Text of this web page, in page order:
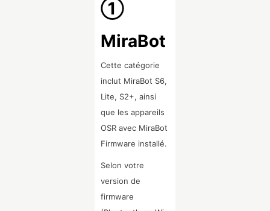
①
MiraBot
Cette catégorie
inclut MiraBot S6,
Lite, S2+, ainsi
que les appareils
OSR avec MiraBot
Firmware installé.
Selon votre
version de
firmware